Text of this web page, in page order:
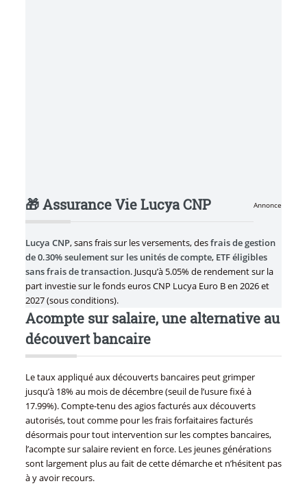
Annonce
🎁 Assurance Vie Lucya CNP
Lucya CNP, sans frais sur les versements, desfrais de gestion
de 0.30% seulement sur les unités de compte, ETF éligibles
sans frais de transaction. Jusqu’à 5.05% de rendement sur la
part investie sur le fonds euros CNP Lucya Euro B en 2026 et
2027 (sous conditions).
Acompte sur salaire, une alternative au
découvert bancaire
Le taux appliqué aux découverts bancaires peut grimper
jusqu’à 18% au mois de décembre (seuil de l’usure fixé à
17.99%). Compte-tenu des agios facturés aux découverts
autorisés, tout comme pour les frais forfaitaires facturés
désormais pour tout intervention sur les comptes bancaires,
l’acompte sur salaire revient en force. Les jeunes générations
sont largement plus au fait de cette démarche et n’hésitent pas
à y avoir recours.